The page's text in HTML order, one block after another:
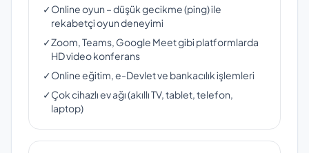
✓Online oyun – düşük gecikme (ping) ile
rekabetçi oyun deneyimi
✓Zoom, Teams, Google Meet gibi platformlarda
HD video konferans
✓Online eğitim, e-Devlet ve bankacılık işlemleri
✓Çok cihazlı ev ağı (akıllı TV, tablet, telefon,
laptop)